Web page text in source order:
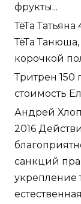
фрукты...
ТёТа
ТёТа
корочкой
Тритрен 150
стоимость
Андрей
2016
санкций
укрепление